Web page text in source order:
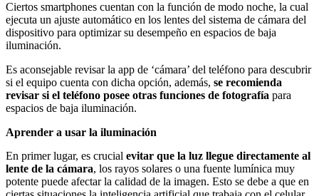
Ciertos smartphones cuentan con la función de modo noche, la cual
ejecuta un ajuste automático en los lentes del sistema de cámara del
dispositivo para optimizar su desempeño en espacios de baja
iluminación.
Es aconsejable revisar la app de ‘cámara’ del teléfono para descubrir
si el equipo cuenta con dicha opción, además, se recomienda
revisar si el teléfono posee otras funciones de fotografía para
espacios de baja iluminación.
Aprender a usar la iluminación
En primer lugar, es crucial evitar que la luz llegue directamente al
lente de la cámara, los rayos solares o una fuente lumínica muy
potente puede afectar la calidad de la imagen. Esto se debe a que en